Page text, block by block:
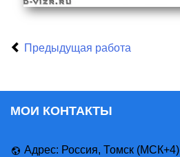
Предыдущая работа
МОИ КОНТАКТЫ
Адрес: Россия, Томск (МСК+4)